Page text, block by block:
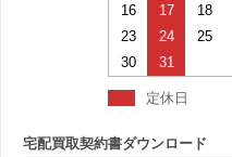
16
17 18
23
24 25
30
31
定休日
宅配買取契約書ダウンロード